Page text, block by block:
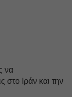
να
στο Ιράν και την